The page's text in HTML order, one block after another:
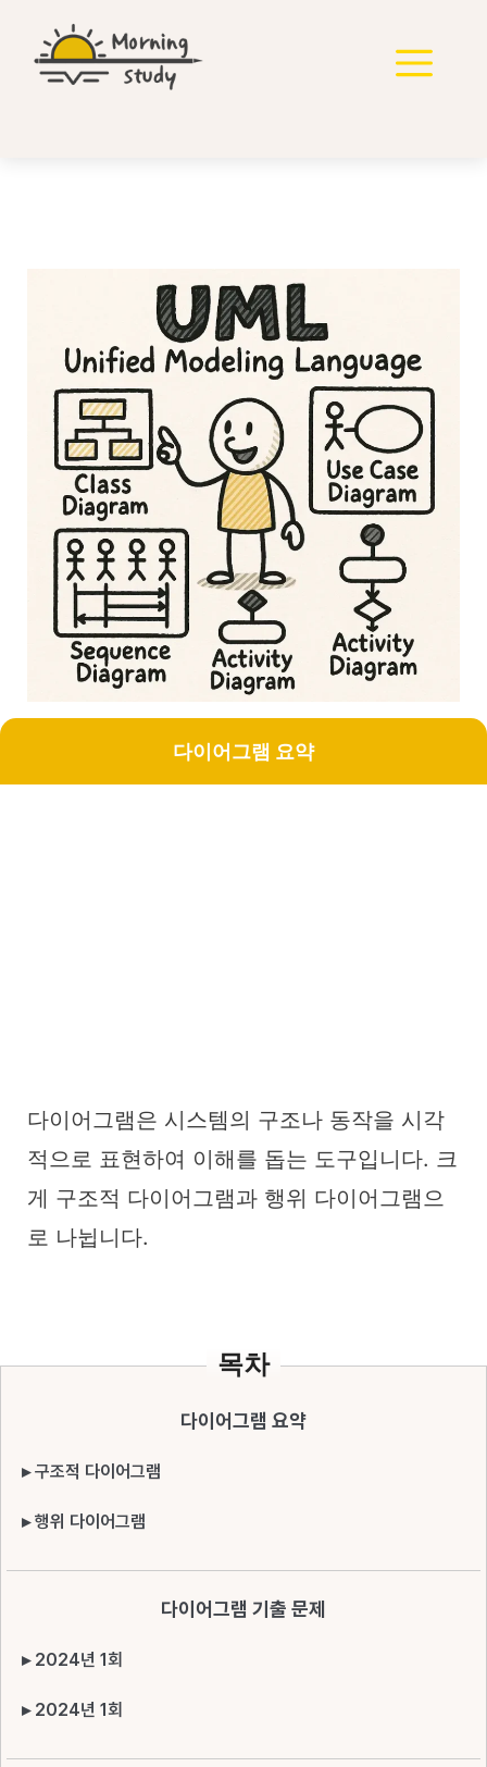
메
다이어그램 요약
다이어그램은 시스템의 구조나 동작을 시각
적으로 표현하여 이해를 돕는 도구입니다. 크
게 구조적 다이어그램과 행위 다이어그램으
로 나뉩니다.
목차
다이어그램 요약
▸ 구조적 다이어그램
▸ 행위 다이어그램
다이어그램 기출 문제
▸ 2024년 1회
▸ 2024년 1회